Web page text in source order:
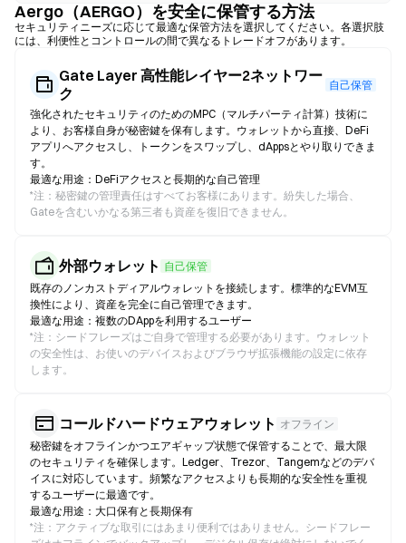
Aergo（AERGO）を安全に保管する方法
セキュリティニーズに応じて最適な保管方法を選択してください。各選択肢
には、利便性とコントロールの間で異なるトレードオフがあります。
Gate Layer 高性能レイヤー2ネットワー
ク
自己保管
強化されたセキュリティのためのMPC（マルチパーティ計算）技術に
より、お客様自身が秘密鍵を保有します。ウォレットから直接、DeFi
アプリへアクセスし、トークンをスワップし、dAppsとやり取りできま
す。
最適な用途：DeFiアクセスと長期的な自己管理
*注：秘密鍵の管理責任はすべてお客様にあります。紛失した場合、
Gateを含むいかなる第三者も資産を復旧できません。
外部ウォレット 自己保管
既存のノンカストディアルウォレットを接続します。標準的なEVM互
換性により、資産を完全に自己管理できます。
最適な用途：複数のDAppを利用するユーザー
*注：シードフレーズはご自身で管理する必要があります。ウォレット
の安全性は、お使いのデバイスおよびブラウザ拡張機能の設定に依存
します。
コールドハードウェアウォレット オフライン
秘密鍵をオフラインかつエアギャップ状態で保管することで、最大限
のセキュリティを確保します。Ledger、Trezor、Tangemなどのデバ
イスに対応しています。頻繁なアクセスよりも長期的な安全性を重視
するユーザーに最適です。
最適な用途：大口保有と長期保有
*注：アクティブな取引にはあまり便利ではありません。シードフレー